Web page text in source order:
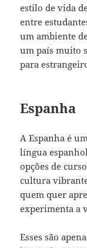
estilo de vida
entre
um ambiente
um país muito
para
Espanha
A Espanha é
língua
opções de
cultura
quem quer
experimenta a
Esses são